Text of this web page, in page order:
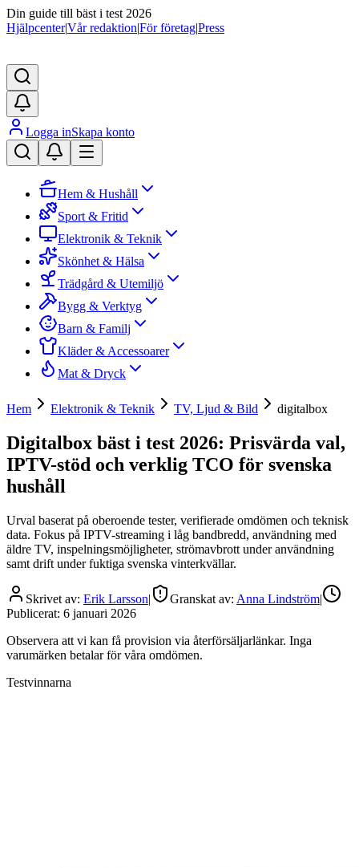
Din guide till bäst i test 2026
Hjälpcenter|Vår redaktion|För företag|Press
Logga inSkapa konto
Hem & Hushåll
Sport & Fritid
Elektronik & Teknik
Skönhet & Hälsa
Trädgård & Utemiljö
Bygg & Verktyg
Barn & Familj
Kläder & Accessoarer
Mat & Dryck
Hem Elektronik & Teknik TV, Ljud & Bild digitalbox
Digitalbox bäst i test 2026: Prisvärda val,
IPTV-stöd och verklig TCO för svenska
hushåll
Urval baserat på oberoende tester, verifierade omdömen och teknisk
data. Fokus på IPTV-streaming i låg bandbredd, användning med
äldre TV, inspelningsmöjligheter, strömavbrott under användning
samt drift under fuktiga svenska vinterkvällar.
Skrivet av: Erik Larsson| Granskat av: Anna Lindström|
Publicerat: 6 januari 2026
Observera att vi kan få provision via återförsäljarlänkar. Inga
varumärken betalar för våra omdömen.
Testvinnarna